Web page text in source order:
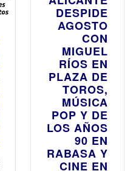
DESPIDE
AGOSTO
CON
MIGUEL
RÍOS EN
PLAZA DE
TOROS,
MÚSICA
POP Y DE
LOS AÑOS
90 EN
RABASA Y
CINE EN